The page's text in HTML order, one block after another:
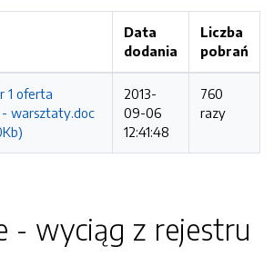
Data
dodania
Liczba
pobrań
1 oferta
warsztaty.doc
2013-
09-06
12:41:48
760
razy
- wyciąg z rejestru